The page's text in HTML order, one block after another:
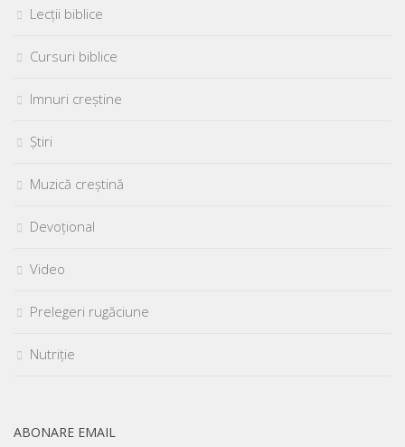
Lecții biblice
Cursuri biblice
Imnuri creștine
Știri
Muzică creștină
Devoțional
Video
Prelegeri rugăciune
Nutriție
ABONARE EMAIL